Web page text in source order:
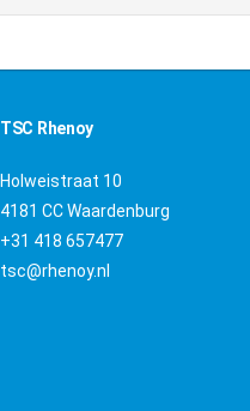
TSC Rhenoy
Holweistraat 10
4181 CC Waardenburg
+31 418 657477
tsc@rhenoy.nl